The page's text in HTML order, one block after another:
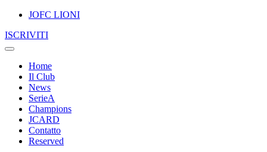
JOFC LIONI
ISCRIVITI
Home
Il Club
News
SerieA
Champions
JCARD
Contatto
Reserved